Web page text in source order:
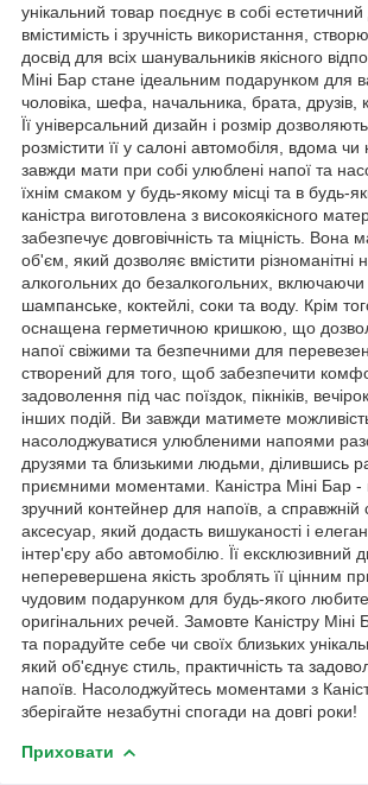
унікальний товар поєднує в собі
вмістимість і зручність використання,
досвід для всіх шанувальників якісного
Міні Бар стане ідеальним подарунком для
чоловіка, шефа, начальника, брата, друзів,
Її універсальний дизайн і розмір
розмістити її у салоні автомобіля, вдома чи
завжди мати при собі улюблені напої та
їхнім смаком у будь-якому місці та в будь-
каністра виготовлена з високоякісного
забезпечує довговічність та міцність. Вона
об'єм, який дозволяє вмістити різноманітні
алкогольних до безалкогольних, включаючи
шампанське, коктейлі, соки та воду. Крім
оснащена герметичною кришкою, що
напої свіжими та безпечними для
створений для того, щоб забезпечити
задоволення під час поїздок, пікніків,
інших подій. Ви завжди матимете
насолоджуватися улюбленими напоями
друзями та близькими людьми, ділившись
приємними моментами. Каністра Міні Бар -
зручний контейнер для напоїв, а справжній
аксесуар, який додасть вишуканості і
інтер'єру або автомобілю. Її ексклюзивний
неперевершена якість зроблять її цінним
чудовим подарунком для будь-якого
оригінальних речей. Замовте Каністру Міні
та порадуйте себе чи своїх близьких
який об'єднує стиль, практичність та
напоїв. Насолоджуйтесь моментами з
зберігайте незабутні спогади на довгі роки!
Приховати